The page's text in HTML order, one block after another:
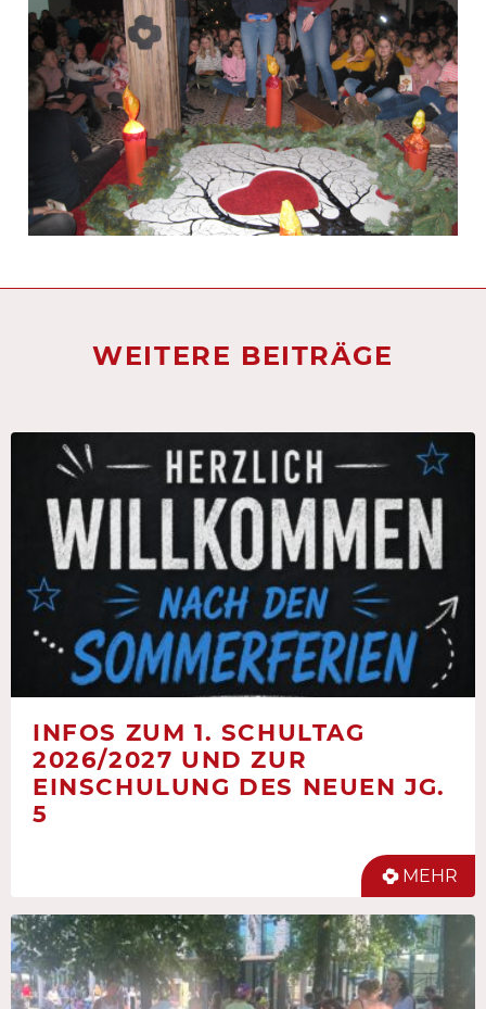
WEITERE BEITRÄGE
INFOS ZUM 1. SCHULTAG
2026/2027 UND ZUR
EINSCHULUNG DES NEUEN JG.
5
MEHR